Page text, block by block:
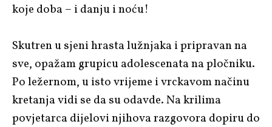
koje doba – i danju i noću!
Skutren u sjeni hrasta lužnjaka i pripravan na
sve, opažam grupicu adolescenata na pločniku.
Po ležernom, u isto vrijeme i vrckavom načinu
kretanja vidi se da su odavde. Na krilima
povjetarca dijelovi njihova razgovora dopiru do